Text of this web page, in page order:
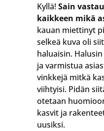
Kyllä!Sain
kaikkeen mikä
kauan miettinyt
selkeä kuva oli
haluaisin.
ja varmistua
vinkkejä mitkä
viihtyisi. Pidän
otetaan
kasvit ja
uusiksi.